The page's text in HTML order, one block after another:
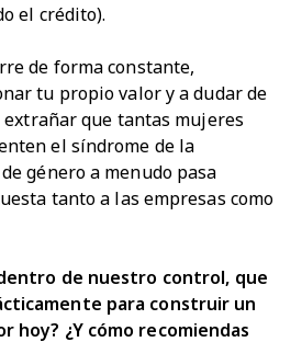
el crédito).
de forma constante,
tu propio valor y a dudar de
que tantas mujeres
el síndrome de la
género a menudo pasa
tanto a las empresas como
de nuestro control, que
para construir un
hoy? ¿Y cómo recomiendas